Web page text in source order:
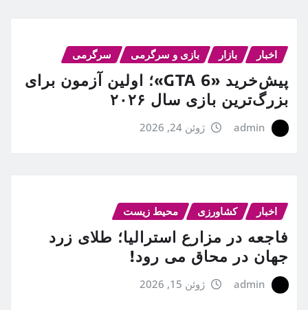
اخبار بازار بازی و سرگرمی سرگرمی
پیش‌خرید «GTA 6»؛ اولین آزمون برای
بزرگ‌ترین بازی سال ۲۰۲۶
admin ژوئن 24, 2026
اخبار کشاورزی محیط زیست
فاجعه در مزارع استرالیا؛ طلای زرد
جهان در محاق می رود!
admin ژوئن 15, 2026